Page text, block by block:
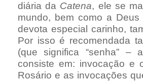
diária da Catena, ele se
mundo, bem como a
devota especial carinho,
Por isso é recomendada
(que significa “senha” –
consiste em: invocação e
Rosário e as invocações